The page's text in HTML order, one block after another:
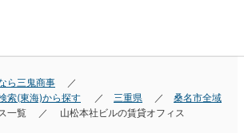
ら三鬼商事
索(東海)から探す
三重県
桑名市全域
一覧
山松本社ビルの賃貸オフィス